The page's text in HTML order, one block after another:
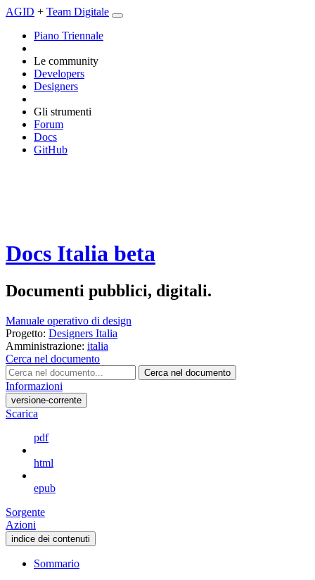
AGID + Team Digitale
Piano Triennale
Le community
Developers
Designers
Gli strumenti
Forum
Docs
GitHub
Docs Italia beta
Documenti pubblici, digitali.
Manuale operativo di design
Progetto: Designers Italia
Amministrazione: italia
Cerca nel documento
Cerca nel documento
Informazioni
versione-corrente
Scarica
pdf
html
epub
Sorgente
Azioni
indice dei contenuti
Sommario